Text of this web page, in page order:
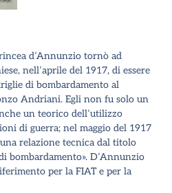
d’Annunzio tornò ad
nell’aprile del 1917, di essere
di bombardamento al
Andriani. Egli non fu solo un
un teorico dell’utilizzo
di guerra; nel maggio del 1917
relazione tecnica dal titolo
bombardamento». D’Annunzio
per la FIAT e per la